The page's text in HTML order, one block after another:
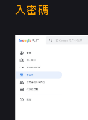
入密碼